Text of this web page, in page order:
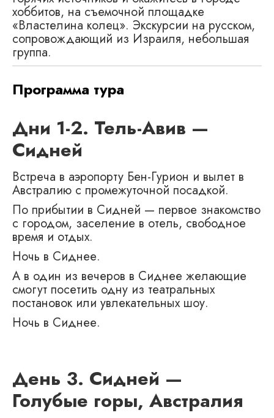
хоббитов, на съемочной площадке
«Властелина колец». Экскурсии на русском,
сопровождающий из Израиля, небольшая
группа.
Программа тура
Дни 1-2. Тель-Авив —
Сидней
Встреча в аэропорту Бен-Гурион и вылет в
Австралию с промежуточной посадкой.
По прибытии в Сидней — первое знакомство
с городом, заселение в отель, свободное
время и отдых.
Ночь в Сиднее.
А в один из вечеров в Сиднее желающие
смогут посетить одну из театральных
постановок или увлекательных шоу.
Ночь в Сиднее.
День 3. Сидней —
Голубые горы, Австралия